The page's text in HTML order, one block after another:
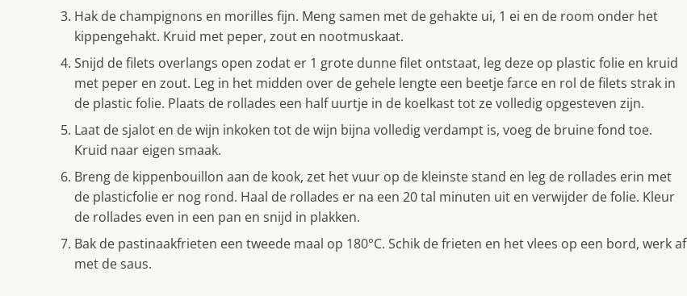
Hak de champignons en morilles fijn. Meng samen met de gehakte ui, 1 ei en de room onder het
kippengehakt. Kruid met peper, zout en nootmuskaat.
Snijd de filets overlangs open zodat er 1 grote dunne filet ontstaat, leg deze op plastic folie en kruid
met peper en zout. Leg in het midden over de gehele lengte een beetje farce en rol de filets strak in
de plastic folie. Plaats de rollades een half uurtje in de koelkast tot ze volledig opgesteven zijn.
Laat de sjalot en de wijn inkoken tot de wijn bijna volledig verdampt is, voeg de bruine fond toe.
Kruid naar eigen smaak.
Breng de kippenbouillon aan de kook, zet het vuur op de kleinste stand en leg de rollades erin met
de plasticfolie er nog rond. Haal de rollades er na een 20 tal minuten uit en verwijder de folie. Kleur
de rollades even in een pan en snijd in plakken.
Bak de pastinaakfrieten een tweede maal op 180°C. Schik de frieten en het vlees op een bord, werk af
met de saus.